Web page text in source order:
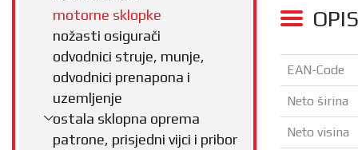
motorne sklopke
nožasti osigurači
odvodnici struje, munje,
odvodnici prenapona i
uzemljenje
ostala sklopna oprema
patrone, prisjedni vijci i pribor
EAN-Code
Neto širina
Neto visina